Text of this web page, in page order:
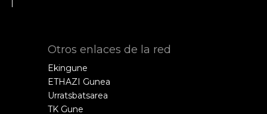
Otros enlaces de la red
Ekingune
ETHAZI Gunea
Urratsbatsarea
TK Gune